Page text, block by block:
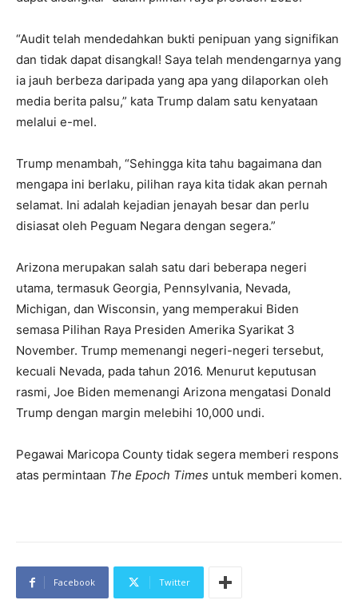
“Audit telah mendedahkan bukti penipuan yang signifikan
dan tidak dapat disangkal! Saya telah mendengarnya yang
ia jauh berbeza daripada yang apa yang dilaporkan oleh
media berita palsu,” kata Trump dalam satu kenyataan
melalui e-mel.
Trump menambah, “Sehingga kita tahu bagaimana dan
mengapa ini berlaku, pilihan raya kita tidak akan pernah
selamat. Ini adalah kejadian jenayah besar dan perlu
disiasat oleh Peguam Negara dengan segera.”
Arizona merupakan salah satu dari beberapa negeri
utama, termasuk Georgia, Pennsylvania, Nevada,
Michigan, dan Wisconsin, yang memperakui Biden
semasa Pilihan Raya Presiden Amerika Syarikat 3
November. Trump memenangi negeri-negeri tersebut,
kecuali Nevada, pada tahun 2016. Menurut keputusan
rasmi, Joe Biden memenangi Arizona mengatasi Donald
Trump dengan margin melebihi 10,000 undi.
Pegawai Maricopa County tidak segera memberi respons
atas permintaan The Epoch Times untuk memberi komen.
Facebook Twitter